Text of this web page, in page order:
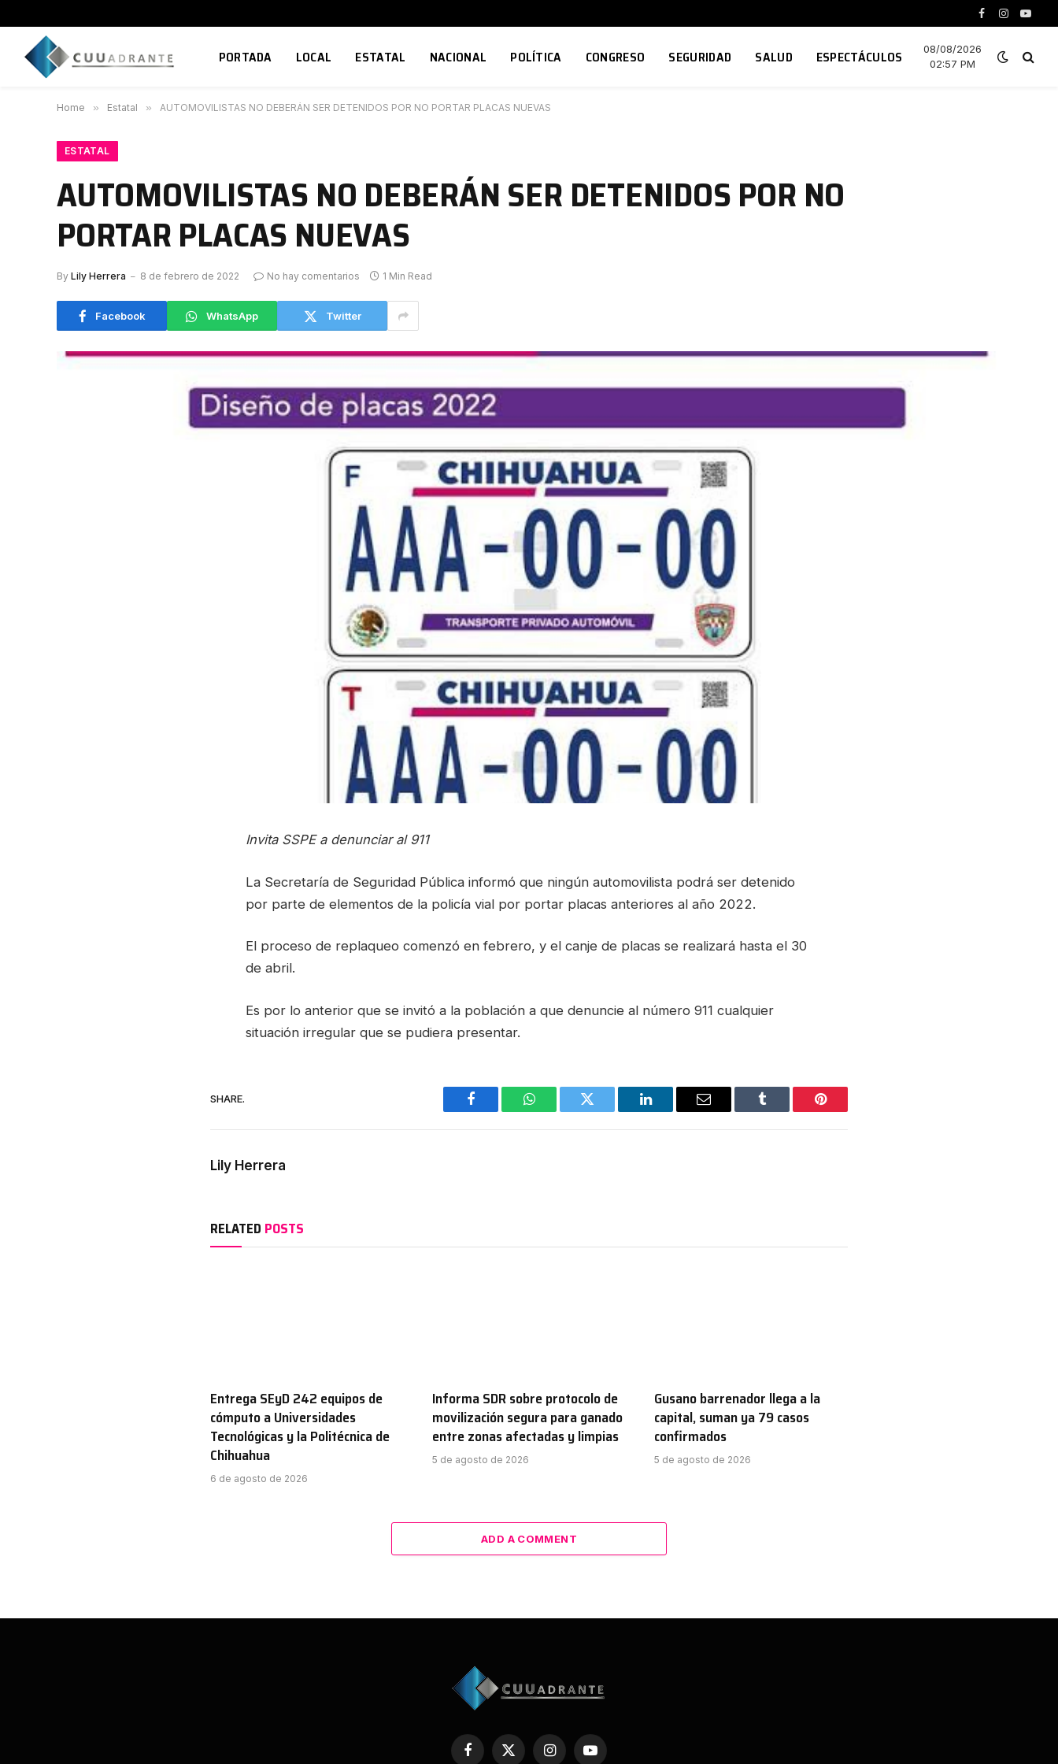
Facebook
Instagram
PORTADA LOCAL ESTATAL NACIONAL POLÍTICA CONGRESO SEGURIDAD SALUD ESPECTÁCULOS
08/08/2026
02:57 PM
Home » Estatal » AUTOMOVILISTAS NO DEBERÁN SER DETENIDOS POR NO PORTAR PLACAS NUEVAS
ESTATAL
AUTOMOVILISTAS NO DEBERÁN SER DETENIDOS POR NO
PORTAR PLACAS NUEVAS
By Lily Herrera 8 de febrero de 2022 No hay comentarios 1 Min Read
Facebook WhatsApp Twitter
Invita SSPE a denunciar al 911
La Secretaría de Seguridad Pública informó que ningún automovilista podrá ser detenido
por parte de elementos de la policía vial por portar placas anteriores al año 2022.
El proceso de replaqueo comenzó en febrero, y el canje de placas se realizará hasta el 30
de abril.
Es por lo anterior que se invitó a la población a que denuncie al número 911 cualquier
situación irregular que se pudiera presentar.
SHARE.
Facebook WhatsAppTwitter LinkedIn Email Tumblr Pinterest
Lily Herrera
RELATED POSTS
Entrega SEyD 242 equipos de
cómputo a Universidades
Tecnológicas y la Politécnica de
Chihuahua
6 de agosto de 2026
Informa SDR sobre protocolo de
movilización segura para ganado
entre zonas afectadas y limpias
5 de agosto de 2026
Gusano barrenador llega a la
capital, suman ya 79 casos
confirmados
5 de agosto de 2026
ADD A COMMENT
Facebook
X InstagramYouTube